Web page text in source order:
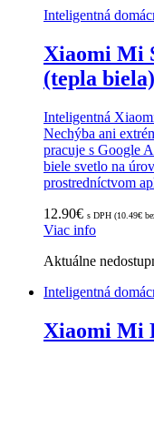
Inteligentná
Xiaomi Mi
(tepla biela)
Inteligentná
Nechýba ani
pracuje s Google
biele svetlo na
prostredníctvom
12.90€ s DPH (10.49€
Viac info
Aktuálne
Inteligentná
Xiaomi Mi